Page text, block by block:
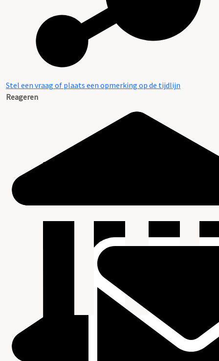
Stel een vraag of plaats een opmerking op de tijdlijn
Reageren